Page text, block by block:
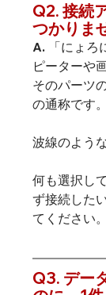
Q2. 接続
つかりま
A. 「にょろ
ピーターや
そのパーツ
の通称です。
波線のよう
何も選択し
ず接続した
てください。
Q3. デー